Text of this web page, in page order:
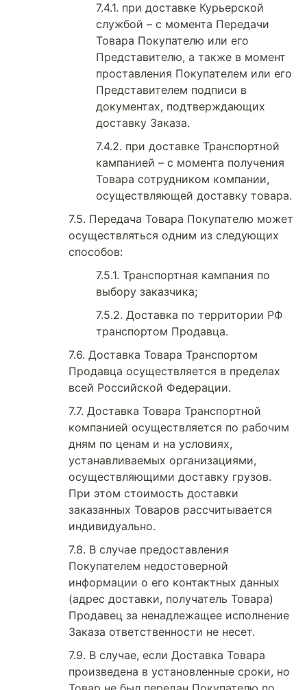
при доставке Курьерской
службой – с момента Передачи
Товара Покупателю или его
Представителю, а также в момент
проставления Покупателем или его
Представителем подписи в
документах, подтверждающих
доставку Заказа.
при доставке Транспортной
кампанией – с момента получения
Товара сотрудником компании,
осуществляющей доставку товара.
Передача Товара Покупателю может
осуществляться одним из следующих
способов:
Транспортная кампания по
выбору заказчика;
Доставка по территории РФ
транспортом Продавца.
Доставка Товара Транспортом
Продавца осуществляется в пределах
всей Российской Федерации.
Доставка Товара Транспортной
компанией осуществляется по рабочим
дням по ценам и на условиях,
устанавливаемых организациями,
осуществляющими доставку грузов.
При этом стоимость доставки
заказанных Товаров рассчитывается
индивидуально.
В случае предоставления
Покупателем недостоверной
информации о его контактных данных
(адрес доставки, получатель Товара)
Продавец за ненадлежащее исполнение
Заказа ответственности не несет.
В случае, если Доставка Товара
произведена в установленные сроки, но